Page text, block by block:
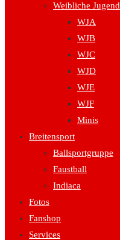
Weibliche Jugend
WJA
WJB
WJC
WJD
WJE
WJF
Minis
Breitensport
Ballsportgruppe
Faustball
Indiaca
Fotos
Fanshop
Services